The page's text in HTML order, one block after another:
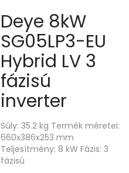
Deye 8kW
SG05LP3-EU
Hybrid LV 3
fázisú
inverter
Súly: 35.2 kg Termék méretei:
660x386x253 mm
Teljesítmény: 8 kW Fázis: 3
fázisú